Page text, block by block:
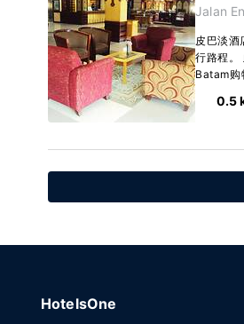
Jalan
皮巴淡酒
行路程。
Batam
0.5
HotelsOne